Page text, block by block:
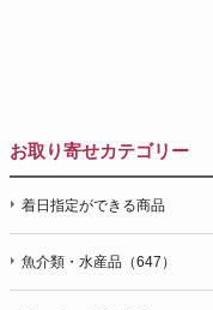
お取り寄せカテゴリー
着日指定ができる商品
魚介類・水産品（647）